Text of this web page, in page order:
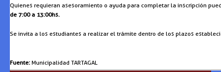
Quienes requieran asesoramiento o ayuda para completar la inscripción
de 7:00 a 13:00hs.
Se invita a los estudiantes a realizar el trámite dentro de los plazos
Fuente: Municipalidad TARTAGAL